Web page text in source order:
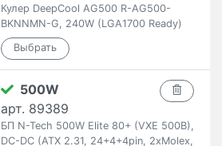
Кулер DeepCool AG500 R-AG500-
BKNNMN-G, 240W (LGA1700 Ready)
500W
арт. 89389
БП N-Tech 500W Elite 80+ (VXE 500B),
DC-DC (ATX 2.31, 24+4+4pin, 2xMolex,